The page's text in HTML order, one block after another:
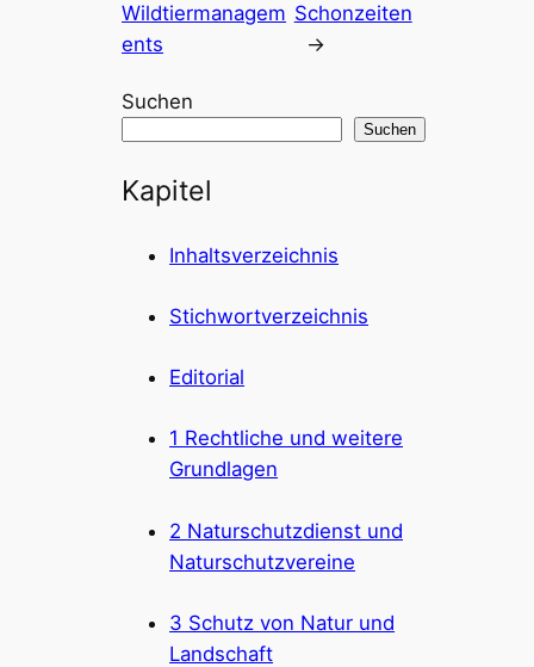
Wildtiermanagem
ents
Schonzeiten
→
Suchen
Suchen
Kapitel
Inhaltsverzeichnis
Stichwortverzeichnis
Editorial
1 Rechtliche und weitere
Grundlagen
2 Naturschutzdienst und
Naturschutzvereine
3 Schutz von Natur und
Landschaft